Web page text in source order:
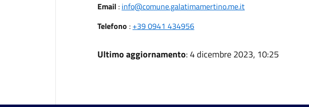
Email: info@comune.galatimamertino.me.it
Telefono : +39 0941 434956
Ultimo aggiornamento: 4 dicembre 2023, 10:25